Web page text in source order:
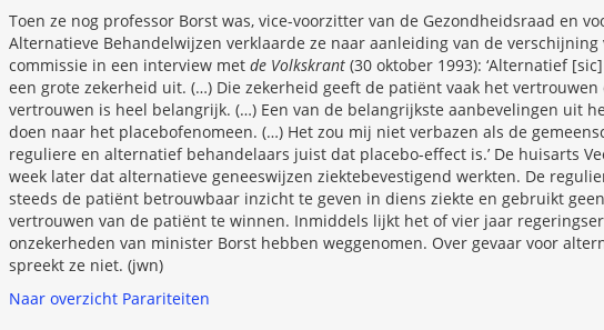
Toen ze nog professor Borst was, vice-voorzitter van de Gezondheidsraad en
Alternatieve Behandelwijzen verklaarde ze naar aanleiding van de
commissie in een interview met de Volkskrant (30 oktober 1993): ‘Alternatief
een grote zekerheid uit. (…) Die zekerheid geeft de patiënt vaak het
vertrouwen is heel belangrijk. (…) Een van de belangrijkste aanbevelingen uit
doen naar het placebofenomeen. (…) Het zou mij niet verbazen als de
reguliere en alternatief behandelaars juist dat placebo-effect is.’ De huisarts
week later dat alternatieve geneeswijzen ziektebevestigend werkten. De
steeds de patiënt betrouwbaar inzicht te geven in diens ziekte en gebruikt
vertrouwen van de patiënt te winnen. Inmiddels lijkt het of vier jaar
onzekerheden van minister Borst hebben weggenomen. Over gevaar voor
spreekt ze niet. (jwn)
Naar overzicht Parariteiten